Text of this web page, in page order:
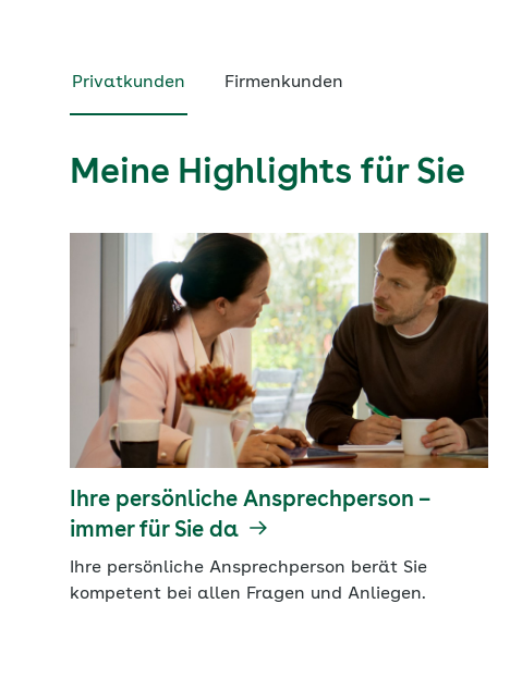
Privatkunden Firmenkunden
Meine Highlights für Sie
Ihre persönliche Ansprechperson –
immer für Sie da
Ihre persönliche Ansprechperson berät Sie
kompetent bei allen Fragen und Anliegen.